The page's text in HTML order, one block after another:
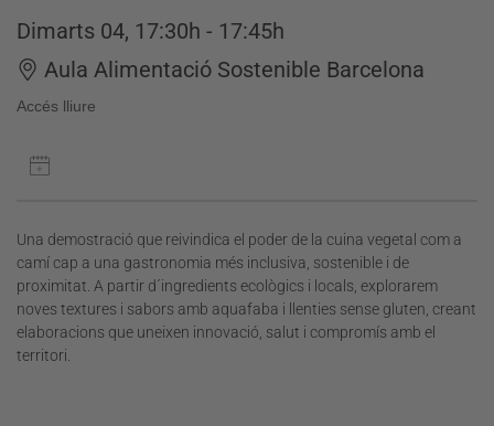
Dimarts 04, 17:30h - 17:45h
Aula Alimentació Sostenible Barcelona
Accés lliure
Una demostració que reivindica el poder de la cuina vegetal com a
camí cap a una gastronomia més inclusiva, sostenible i de
proximitat. A partir d´ingredients ecològics i locals, explorarem
noves textures i sabors amb aquafaba i llenties sense gluten, creant
elaboracions que uneixen innovació, salut i compromís amb el
territori.